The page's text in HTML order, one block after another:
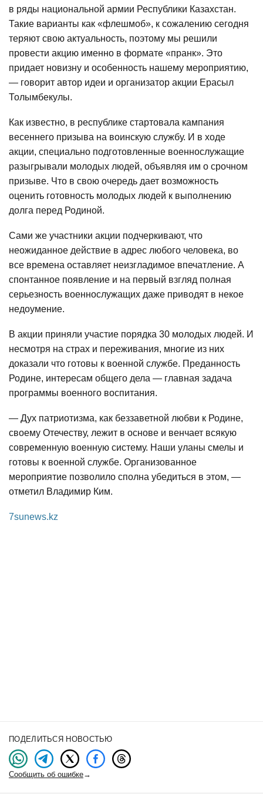
в ряды национальной армии Республики Казахстан.
Такие варианты как «флешмоб», к сожалению сегодня
теряют свою актуальность, поэтому мы решили
провести акцию именно в формате «пранк». Это
придает новизну и особенность нашему мероприятию,
— говорит автор идеи и организатор акции Ерасыл
Толымбекулы.
Как известно, в республике стартовала кампания
весеннего призыва на воинскую службу. И в ходе
акции, специально подготовленные военнослужащие
разыгрывали молодых людей, объявляя им о срочном
призыве. Что в свою очередь дает возможность
оценить готовность молодых людей к выполнению
долга перед Родиной.
Сами же участники акции подчеркивают, что
неожиданное действие в адрес любого человека, во
все времена оставляет неизгладимое впечатление. А
спонтанное появление и на первый взгляд полная
серьезность военнослужащих даже приводят в некое
недоумение.
В акции приняли участие порядка 30 молодых людей. И
несмотря на страх и переживания, многие из них
доказали что готовы к военной службе. Преданность
Родине, интересам общего дела — главная задача
программы военного воспитания.
— Дух патриотизма, как беззаветной любви к Родине,
своему Отечеству, ле­жит в основе и венчает всякую
современную военную систему. Наши уланы смелы и
готовы к военной службе. Организованное
мероприятие позволило сполна убедиться в этом, —
отметил Владимир Ким.
7sunews.kz
ПОДЕЛИТЬСЯ НОВОСТЬЮ
Сообщить об ошибке→